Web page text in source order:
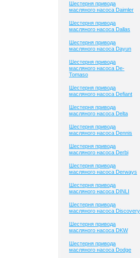
Шестерня привода
масляного насоса Daimler
Шестерня привода
масляного насоса Dallas
Шестерня привода
масляного насоса Dayun
Шестерня привода
масляного насоса De-
Tomaso
Шестерня привода
масляного насоса Defiant
Шестерня привода
масляного насоса Delta
Шестерня привода
масляного насоса Dennis
Шестерня привода
масляного насоса Derbi
Шестерня привода
масляного насоса Derways
Шестерня привода
масляного насоса DINLI
Шестерня привода
масляного насоса Discovery
Шестерня привода
масляного насоса DKW
Шестерня привода
масляного насоса Dodge